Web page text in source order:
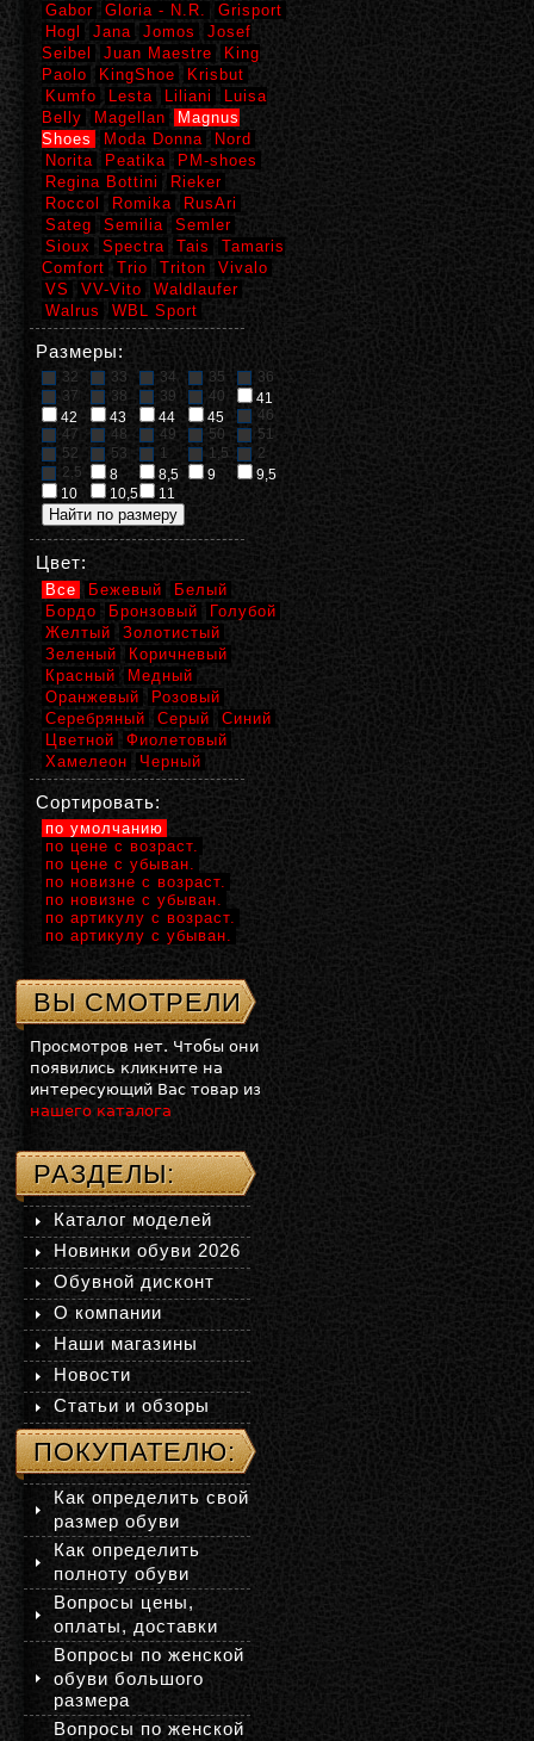
Gabor
Gloria - N.R.
Grisport
Hogl
Jana Jomos
Josef
Seibel
Juan Maestre
King
Paolo
KingShoe
Krisbut
Kumfo
Lesta Liliani
Luisa
Belly
Magellan
Magnus
Shoes
Moda Donna
Nord
Norita
Peatika
PM-shoes
Regina Bottini
Rieker
Roccol
Romika
RusAri
Sateg
Semilia
Semler
Sioux
Spectra Tais
Tamaris
Comfort
Trio Triton
Vivalo
VS
VV-Vito
Waldlaufer
Walrus
WBL Sport
Размеры:
32 33 34 35
36
37
38 39 40
41
42
43 44 45
46
47
48 49 50
51
52
53 1 1,5
2
2,5
8 8,5 9
9,5
10
10,5 11
Цвет:
Все Бежевый
Белый
Бордо
Бронзовый
Голубой
Желтый
Золотистый
Зеленый
Коричневый
Красный
Медный
Оранжевый
Розовый
Серебряный
Серый
Синий
Цветной
Фиолетовый
Хамелеон
Черный
Сортировать:
по умолчанию
по цене с возраст.
по цене с убыван.
по новизне с возраст.
по новизне с убыван.
по артикулу с возраст.
по артикулу с убыван.
ВЫ СМОТРЕЛИ
Просмотров нет. Чтобы они
появились кликните на
интересующий Вас товар из
нашего каталога
РАЗДЕЛЫ:
Каталог моделей
Новинки обуви 2026
Обувной дисконт
О компании
Наши магазины
Новости
Статьи и обзоры
ПОКУПАТЕЛЮ:
Как определить свой
размер обуви
Как определить
полноту обуви
Вопросы цены,
оплаты, доставки
Вопросы по женской
обуви большого
размера
Вопросы по женской